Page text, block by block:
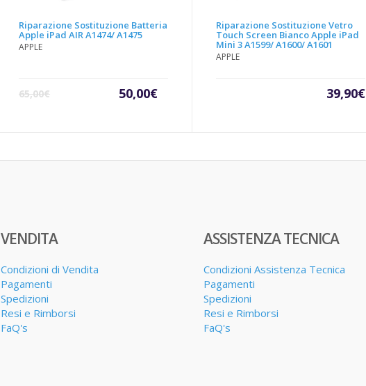
Riparazione Sostituzione Batteria
Apple iPad AIR A1474/ A1475
APPLE
65,00€ 50,00€
Il
Riparazione Sostituzione Vetro
Touch Screen Bianco Apple iPad
Mini 3 A1599/ A1600/ A1601
APPLE
39,90€
VENDITA
Condizioni di Vendita
Pagamenti
Spedizioni
Resi e Rimborsi
FaQ's
ASSISTENZA TECNICA
Condizioni Assistenza Tecnica
Pagamenti
Spedizioni
Resi e Rimborsi
FaQ's